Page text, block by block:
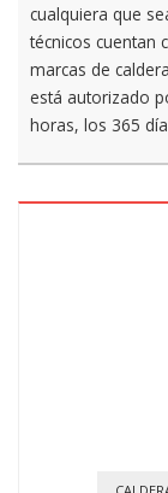
cualquiera que
técnicos cuentan
marcas de
está autorizado
horas, los 365